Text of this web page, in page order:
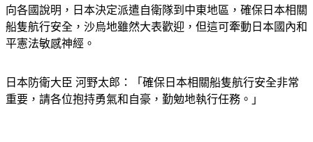
船隻航行安全，沙烏地雖然大表歡迎，但這可牽動日本國內和
平憲法敏感神經。
重要，請各位抱持勇氣和自豪，勤勉地執行任務。」